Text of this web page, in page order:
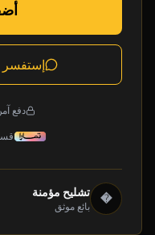
إستفسر
دفع
� تشليح مؤمنة
بائع موثق